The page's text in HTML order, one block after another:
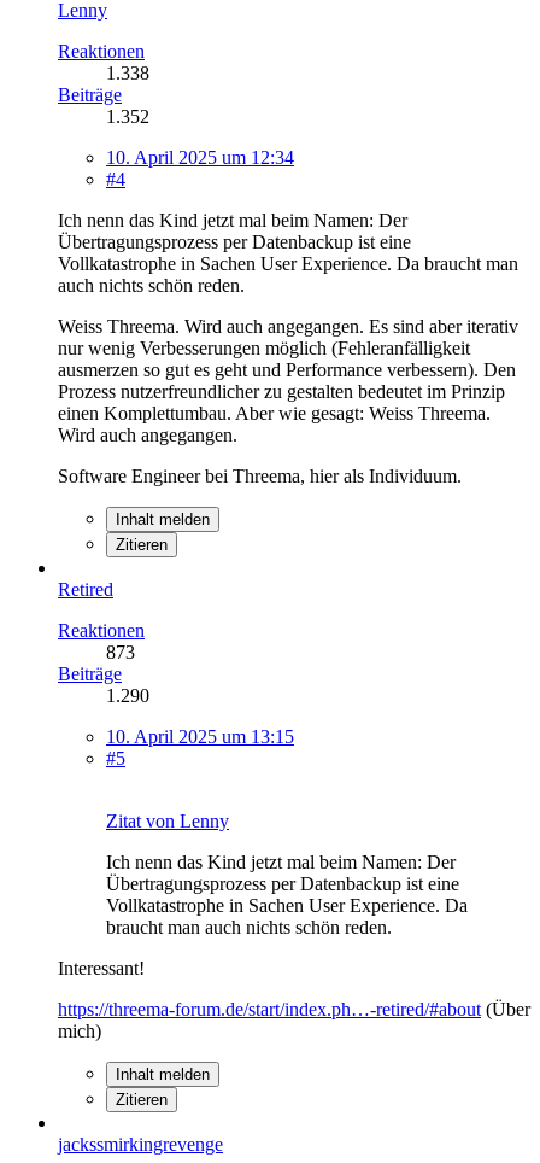
Lenny
Reaktionen
1.338
Beiträge
1.352
10. April 2025 um 12:34
#4
Ich nenn das Kind jetzt mal beim Namen: Der
Übertragungsprozess per Datenbackup ist eine
Vollkatastrophe in Sachen User Experience. Da braucht man
auch nichts schön reden.
Weiss Threema. Wird auch angegangen. Es sind aber iterativ
nur wenig Verbesserungen möglich (Fehleranfälligkeit
ausmerzen so gut es geht und Performance verbessern). Den
Prozess nutzerfreundlicher zu gestalten bedeutet im Prinzip
einen Komplettumbau. Aber wie gesagt: Weiss Threema.
Wird auch angegangen.
Software Engineer bei Threema, hier als Individuum.
Inhalt melden
Zitieren
Retired
Reaktionen
873
Beiträge
1.290
10. April 2025 um 13:15
#5
Zitat von Lenny
Ich nenn das Kind jetzt mal beim Namen: Der
Übertragungsprozess per Datenbackup ist eine
Vollkatastrophe in Sachen User Experience. Da
braucht man auch nichts schön reden.
Interessant!
https://threema-forum.de/start/index.ph…-retired/#about (Über
mich)
Inhalt melden
Zitieren
jackssmirkingrevenge